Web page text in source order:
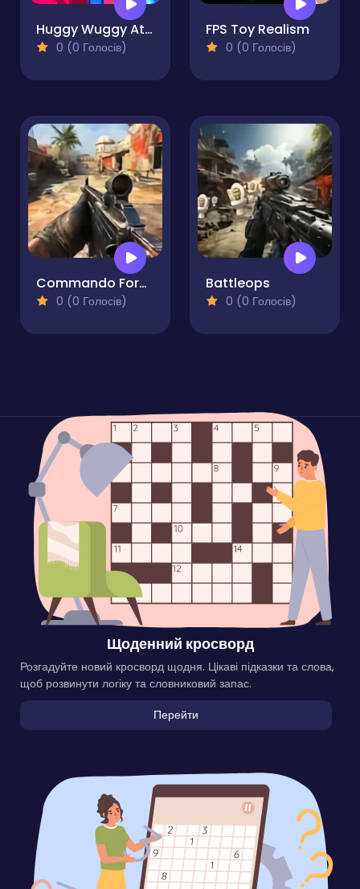
Huggy Wuggy Attack
0 (0 Голосів)
FPS Toy Realism
0 (0 Голосів)
Commando Force 2
0 (0 Голосів)
Battleops
0 (0 Голосів)
Щоденний кросворд
Розгадуйте новий кросворд щодня. Цікаві підказки та слова,
щоб розвинути логіку та словниковий запас.
Перейти